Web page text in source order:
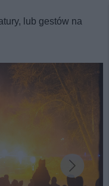
lub gestów na